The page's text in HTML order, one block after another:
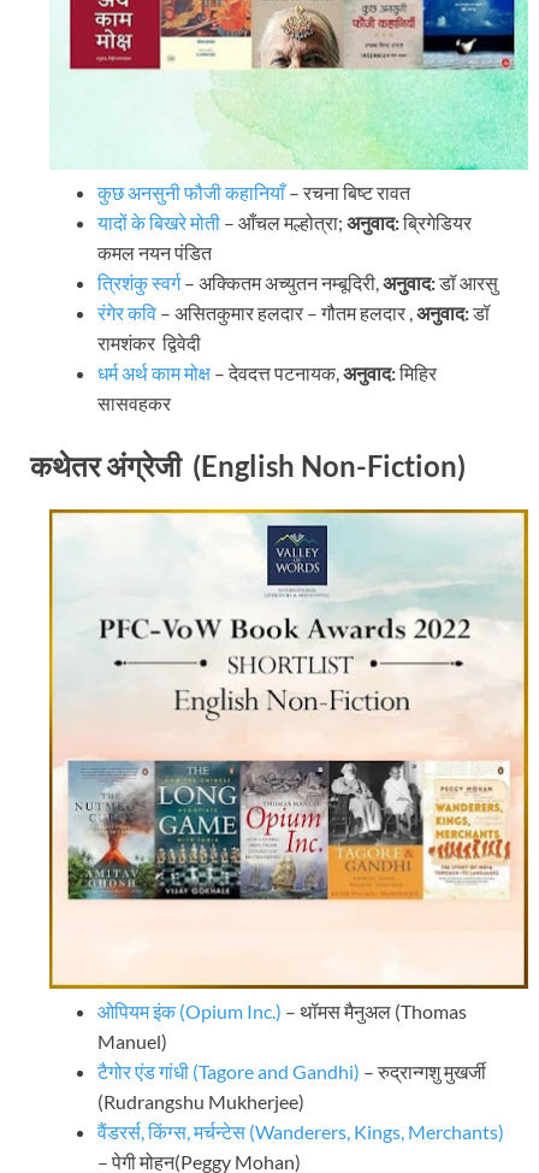
कुछ अनसुनी फौजी कहानियाँ– रचना बिष्ट रावत
यादों के बिखरे मोती – आँचल मल्होत्रा; अनुवाद:ब्रिगेडियर
कमल नयन पंडित
त्रिशंकु स्वर्ग– अक्कितम अच्युतन नम्बूदिरी, अनुवाद:डॉ आरसु
रंगेर कवि – असितकुमार हलदार – गौतम हलदार , अनुवाद:डॉ
रामशंकर द्विवेदी
धर्म अर्थ काम मोक्ष – देवदत्त पटनायक, अनुवाद:मिहिर
सासवहकर
कथेतर अंग्रेजी (English Non-Fiction)
ओपियम इंक (Opium Inc.) – थॉमस मैनुअल (Thomas
Manuel)
टैगोर एंड गांधी (Tagore and Gandhi) – रुद्रान्गशु मुखर्जी
(Rudrangshu Mukherjee)
वैंडरर्स, किंग्स, मर्चन्टेस (Wanderers, Kings, Merchants)
– पेगी मोहन(Peggy Mohan)